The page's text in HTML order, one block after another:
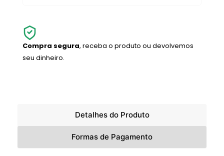
Compra segura, receba o produto ou devolvemos
seu dinheiro.
Detalhes do Produto
Formas de Pagamento